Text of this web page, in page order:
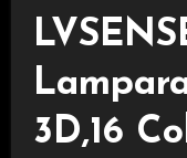
3D,16